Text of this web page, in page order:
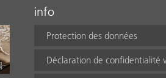
info
Protection des données
Déclaration de confidentialité